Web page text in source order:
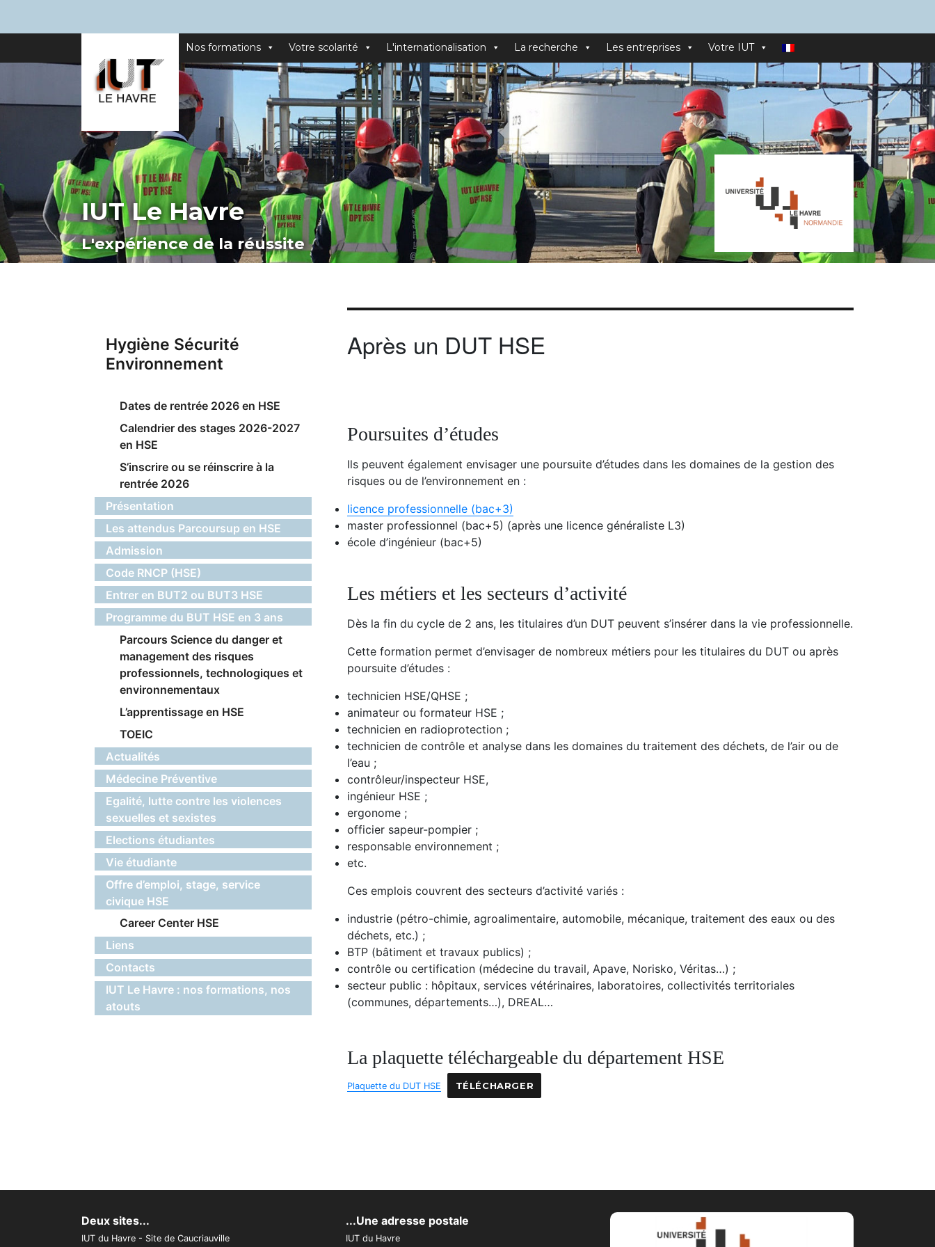
Nos formations Votre scolarité L'internationalisation La recherche Les entreprises Votre IUT
IUT Le Havre
L'expérience de la réussite
Hygiène Sécurité
Environnement
Dates de rentrée 2026 en HSE
Calendrier des stages 2026-2027
en HSE
S’inscrire ou se réinscrire à la
rentrée 2026
Présentation
Les attendus Parcoursup en HSE
Admission
Code RNCP (HSE)
Entrer en BUT2 ou BUT3 HSE
Programme du BUT HSE en 3 ans
Parcours Science du danger et
management des risques
professionnels, technologiques et
environnementaux
L’apprentissage en HSE
TOEIC
Actualités
Médecine Préventive
Egalité, lutte contre les violences
sexuelles et sexistes
Elections étudiantes
Vie étudiante
Offre d’emploi, stage, service
civique HSE
Career Center HSE
Liens
Contacts
IUT Le Havre : nos formations, nos
atouts
Après un DUT HSE
Poursuites d’études
Ils peuvent également envisager une poursuite d’études dans les domaines de la gestion des
risques ou de l’environnement en :
licence professionnelle (bac+3)
master professionnel (bac+5) (après une licence généraliste L3)
école d’ingénieur (bac+5)
Les métiers et les secteurs d’activité
Dès la fin du cycle de 2 ans, les titulaires d’un DUT peuvent s’insérer dans la vie professionnelle.
Cette formation permet d’envisager de nombreux métiers pour les titulaires du DUT ou après
poursuite d’études :
technicien HSE/QHSE ;
animateur ou formateur HSE ;
technicien en radioprotection ;
technicien de contrôle et analyse dans les domaines du traitement des déchets, de l’air ou de
l’eau ;
contrôleur/inspecteur HSE,
ingénieur HSE ;
ergonome ;
officier sapeur-pompier ;
responsable environnement ;
etc.
Ces emplois couvrent des secteurs d’activité variés :
industrie (pétro-chimie, agroalimentaire, automobile, mécanique, traitement des eaux ou des
déchets, etc.) ;
BTP (bâtiment et travaux publics) ;
contrôle ou certification (médecine du travail, Apave, Norisko, Véritas…) ;
secteur public : hôpitaux, services vétérinaires, laboratoires, collectivités territoriales
(communes, départements…), DREAL…
La plaquette téléchargeable du département HSE
Plaquette du DUT HSE TÉLÉCHARGER
Deux sites...
IUT du Havre - Site de Caucriauville
...Une adresse postale
IUT du Havre